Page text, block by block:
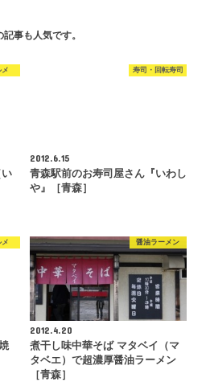
記事も人気です。
メ 寿司・回転寿司
2012.6.15
青森駅前のお寿司屋さん『いわし
や』［青森］
メ 醤油ラーメン
2012.4.20
煮干し味中華そば マタベイ（マ
タベエ）で超濃厚醤油ラーメン
［青森］